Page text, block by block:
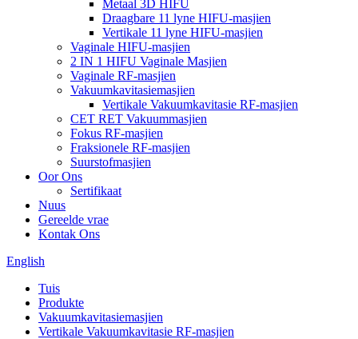
Metaal 3D HIFU
Draagbare 11 lyne HIFU-masjien
Vertikale 11 lyne HIFU-masjien
Vaginale HIFU-masjien
2 IN 1 HIFU Vaginale Masjien
Vaginale RF-masjien
Vakuumkavitasiemasjien
Vertikale Vakuumkavitasie RF-masjien
CET RET Vakuummasjien
Fokus RF-masjien
Fraksionele RF-masjien
Suurstofmasjien
Oor Ons
Sertifikaat
Nuus
Gereelde vrae
Kontak Ons
English
Tuis
Produkte
Vakuumkavitasiemasjien
Vertikale Vakuumkavitasie RF-masjien